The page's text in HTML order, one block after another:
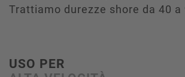
Trattiamo durezze shore da 40 a
USO PER